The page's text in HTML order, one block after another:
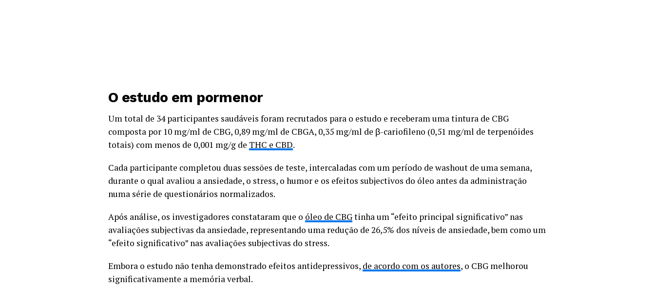
O estudo em pormenor
Um total de 34 participantes saudáveis foram recrutados para o estudo e receberam uma tintura de CBG
composta por 10 mg/ml de CBG, 0,89 mg/ml de CBGA, 0,35 mg/ml de β-cariofileno (0,51 mg/ml de terpenóides
totais) com menos de 0,001 mg/g de THC e CBD.
Cada participante completou duas sessões de teste, intercaladas com um período de washout de uma semana,
durante o qual avaliou a ansiedade, o stress, o humor e os efeitos subjectivos do óleo antes da administração
numa série de questionários normalizados.
Após análise, os investigadores constataram que o óleo de CBGtinha um “efeito principal significativo” nas
avaliações subjectivas da ansiedade, representando uma redução de 26,5% dos níveis de ansiedade, bem como um
“efeito significativo” nas avaliações subjectivas do stress.
Embora o estudo não tenha demonstrado efeitos antidepressivos, de acordo com os autores, o CBG melhorou
significativamente a memória verbal.